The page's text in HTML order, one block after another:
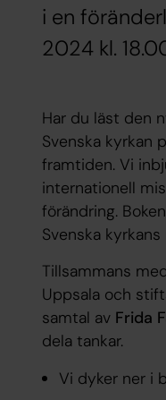
i en
2024 kl.
Har du läst den
Svenska kyrkan
framtiden. Vi
internationell
förändring.
Svenska
Tillsammans
Uppsala och
samtal av Frida
dela tankar.
Vi dyker ner i